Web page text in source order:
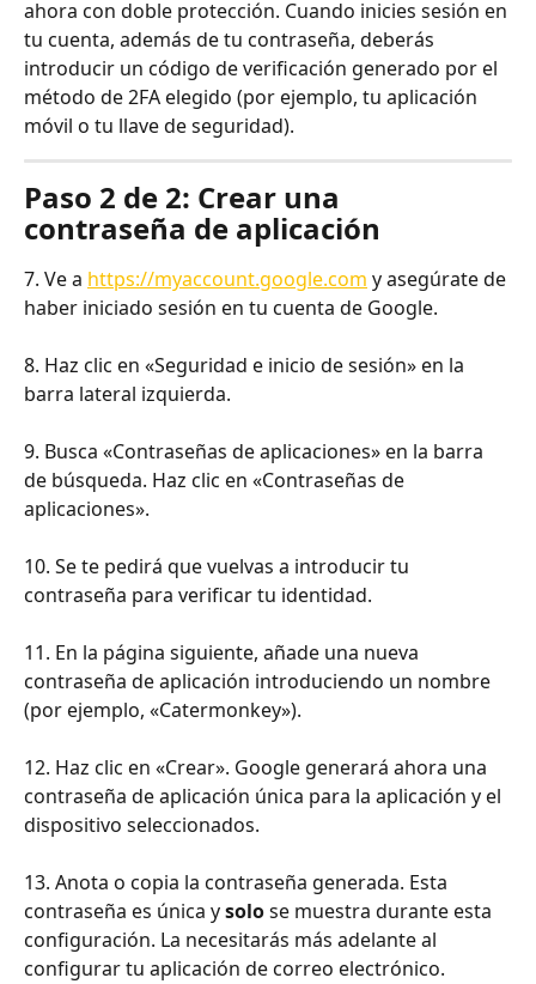
ahora con doble protección. Cuando inicies sesión en
tu cuenta, además de tu contraseña, deberás
introducir un código de verificación generado por el
método de 2FA elegido (por ejemplo, tu aplicación
móvil o tu llave de seguridad).
Paso 2 de 2: Crear una
contraseña de aplicación
7. Ve a https://myaccount.google.com y asegúrate de
haber iniciado sesión en tu cuenta de Google.
8. Haz clic en «Seguridad e inicio de sesión» en la
barra lateral izquierda.
9. Busca «Contraseñas de aplicaciones» en la barra
de búsqueda. Haz clic en «Contraseñas de
aplicaciones».
10. Se te pedirá que vuelvas a introducir tu
contraseña para verificar tu identidad.
11. En la página siguiente, añade una nueva
contraseña de aplicación introduciendo un nombre
(por ejemplo, «Catermonkey»).
12. Haz clic en «Crear». Google generará ahora una
contraseña de aplicación única para la aplicación y el
dispositivo seleccionados.
13. Anota o copia la contraseña generada. Esta
contraseña es única y solo se muestra durante esta
configuración. La necesitarás más adelante al
configurar tu aplicación de correo electrónico.